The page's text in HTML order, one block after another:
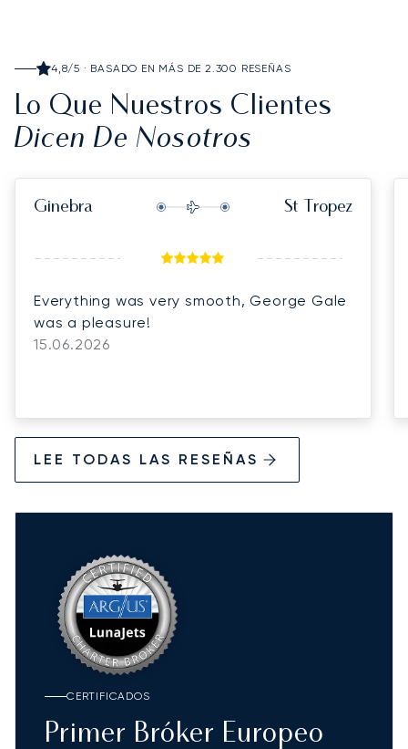
4,8/5 · BASADO EN MÁS DE 2.300 RESEÑAS
Lo Que Nuestros Clientes
Dicen De Nosotros
Ginebra St Tropez
Everything was very smooth, George Gale
was a pleasure!
15.06.2026
LEE TODAS LAS RESEÑAS
CERTIFICADOS
Primer Bróker Europeo